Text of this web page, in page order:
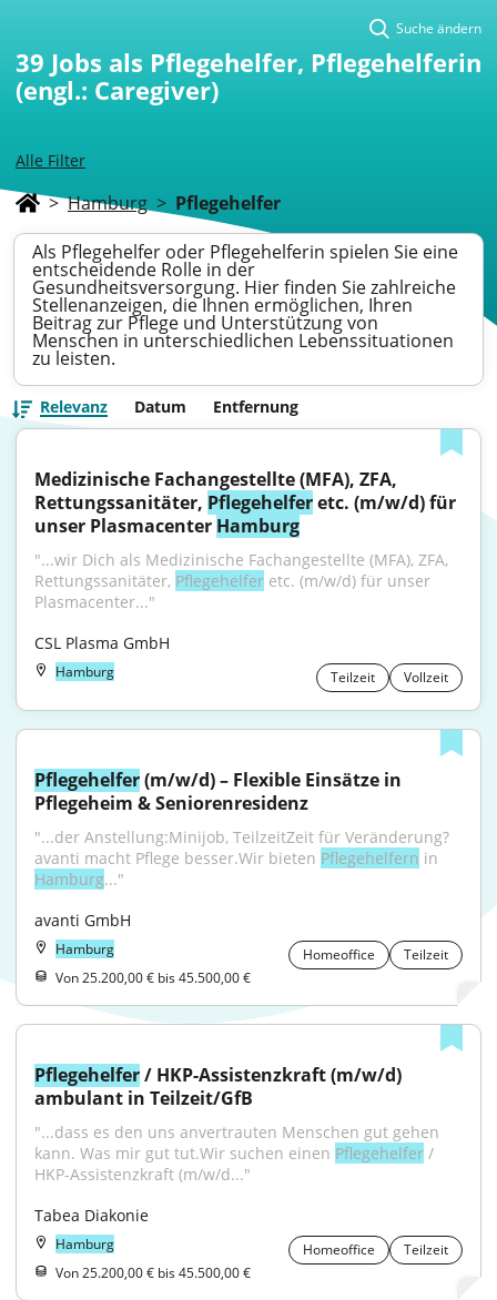
Alle Filter
Suche ändern
39 Jobs als Pflegehelfer, Pflegehelferin
(engl.: Caregiver)
> Hamburg > Pflegehelfer
Als Pflegehelfer oder Pflegehelferin spielen Sie eine
entscheidende Rolle in der
Gesundheitsversorgung. Hier finden Sie zahlreiche
Stellenanzeigen, die Ihnen ermöglichen, Ihren
Beitrag zur Pflege und Unterstützung von
Menschen in unterschiedlichen Lebenssituationen
zu leisten.
Relevanz Datum Entfernung
Medizinische Fachangestellte (MFA), ZFA,
Rettungssanitäter, Pflegehelfer etc. (m/w/d) für
unser Plasmacenter Hamburg
"...wir Dich als Medizinische Fachangestellte (MFA), ZFA,
Rettungssanitäter, Pflegehelfer etc. (m/w/d) für unser
Plasmacenter..."
CSL Plasma GmbH
Hamburg Teilzeit Vollzeit
Pflegehelfer (m/w/d) – Flexible Einsätze in
Pflegeheim & Seniorenresidenz
"...der Anstellung:Minijob, TeilzeitZeit für Veränderung?
avanti macht Pflege besser.Wir bieten Pflegehelfern
Hamburg..."
avanti GmbH
Hamburg Homeoffice
Teilzeit
Von 25.200,00 € bis 45.500,00 €
Pflegehelfer / HKP-Assistenzkraft (m/w/d)
ambulant in Teilzeit/GfB
"...dass es den uns anvertrauten Menschen gut gehen
kann. Was mir gut tut.Wir suchen einen Pflegehelfer /
HKP-Assistenzkraft (m/w/d..."
Tabea Diakonie
Hamburg Homeoffice
Teilzeit
Von 25.200,00 € bis 45.500,00 €